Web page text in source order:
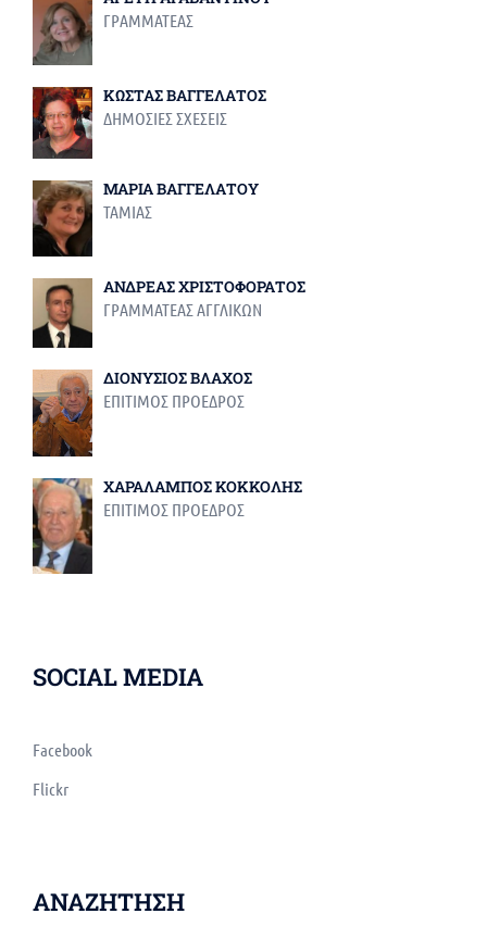
ΓΡΑΜΜΑΤΕΑΣ
ΚΩΣΤΑΣ ΒΑΓΓΕΛΑΤΟΣ
ΔΗΜΟΣΙΕΣ ΣΧΕΣΕΙΣ
ΜΑΡΙΑ ΒΑΓΓΕΛΑΤΟΥ
ΤΑΜΙΑΣ
ΑΝΔΡΕΑΣ ΧΡΙΣΤΟΦΟΡΑΤΟΣ
ΓΡΑΜΜΑΤΕΑΣ ΑΓΓΛΙΚΩΝ
ΔΙΟΝΥΣΙΟΣ ΒΛΑΧΟΣ
ΕΠΙΤΙΜΟΣ ΠΡΟΕΔΡΟΣ
ΧΑΡΑΛΑΜΠΟΣ ΚΟΚΚΟΛΗΣ
ΕΠΙΤΙΜΟΣ ΠΡΟΕΔΡΟΣ
SOCIAL MEDIA
Facebook
Flickr
ΑΝΑΖΗΤΗΣΗ